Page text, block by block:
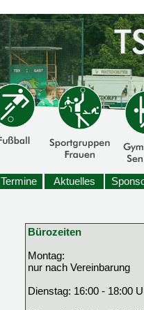
Termine Aktuelles
Bürozeiten
Montag:
nur nach Vereinbarung
Dienstag: 16:00 - 18:00